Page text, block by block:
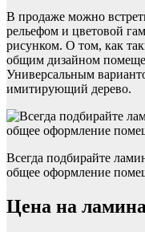
В продаже можно
рельефом и цветовой
рисунком. О том, как
общим дизайном
Универсальным
имитирующий дерево.
Всегда подбирайте
общее оформление
Цена на